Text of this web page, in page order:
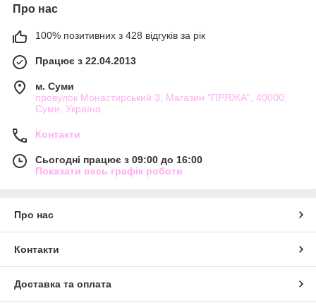
тримає форму як у спицях, так і в гачку. Нитка середня
Догляд: ручне прання.
Приблизна витрата пряжі Ідеал на виріб з довгим рукавом
розмір 44
розмір 48
Про нас
100% позитивних з 428 відгуків за рік
Працює з 22.04.2013
м. Суми
провулок Монастирський 3, Магазин "ПРЯЖА", 40000,
Суми, Україна
Контакти
Сьогодні працює з 09:00 до 16:00
Показати весь графік роботи
Про нас
Контакти
Доставка та оплата